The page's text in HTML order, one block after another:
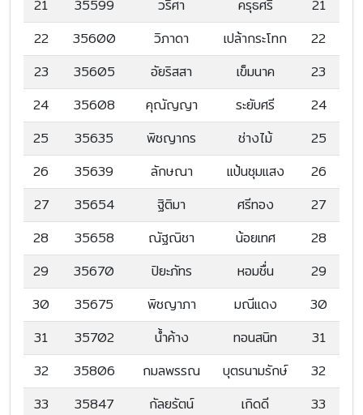
21
35599 วริศา ครุธศรี
21
22
35600 วิภาดา เปล้ากระโทก
22
23
35605 อัยริสสา เข็มนาค
23
24
35608 คุณัญญา ระยับศรี
24
25
35635 พิชญากร ช่างไม้
25
26
35639 ลักษณา เเป้นชุมเเสง
26
27
35654 ฐิติมา ศรีทอง
27
28
35658 ณัฐณิชา น้อยเทศ
28
29
35670 ปิยะภัทร หอมชื่น
29
30
35675 พิชญาภา มณีเเดง
30
31
35702 น้ำค้าง ทอนสนิท
31
32
35806 กมลพรรณ บุตรนามรักษ์
32
33
35847 กัลยรัตน์ เกิดดี
33